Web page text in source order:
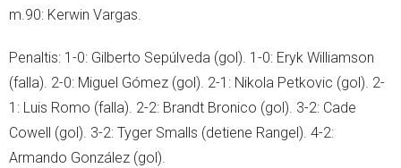
m.90: Kerwin Vargas.
Penaltis: 1-0: Gilberto Sepúlveda (gol). 1-0: Eryk Williamson
(falla). 2-0: Miguel Gómez (gol). 2-1: Nikola Petkovic (gol). 2-
1: Luis Romo (falla). 2-2: Brandt Bronico (gol). 3-2: Cade
Cowell (gol). 3-2: Tyger Smalls (detiene Rangel). 4-2:
Armando González (gol).